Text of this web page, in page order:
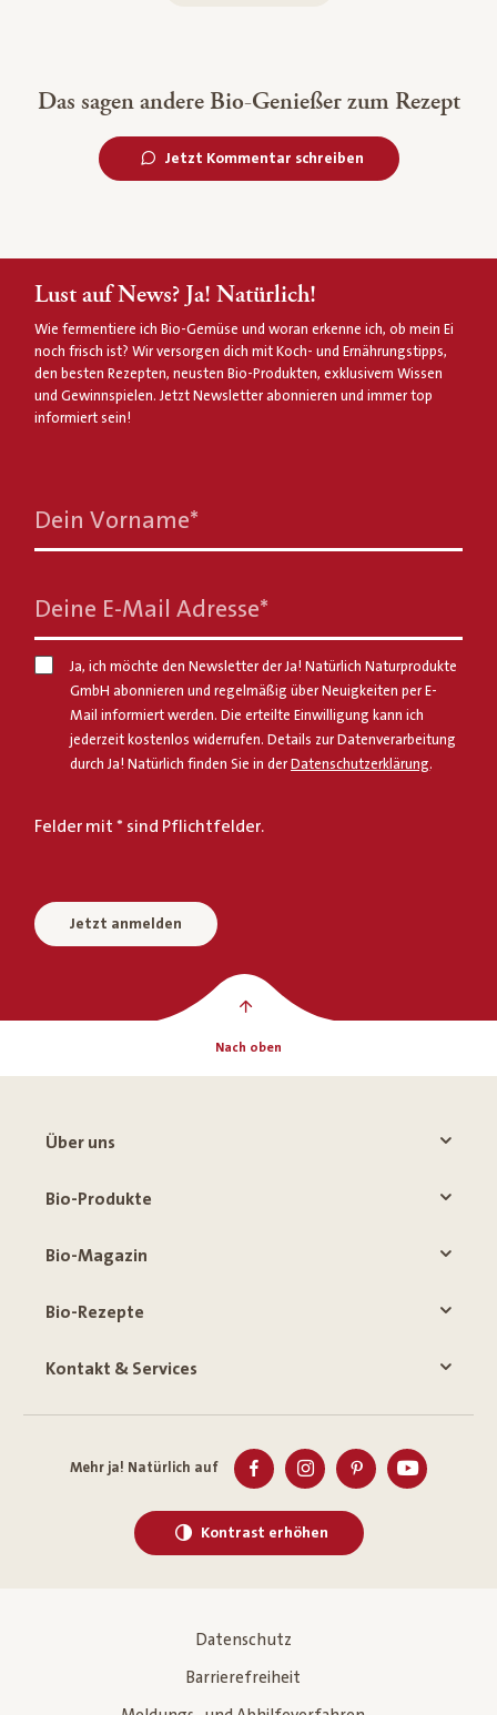
Das sagen andere Bio-Genießer zum Rezept
Jetzt Kommentar schreiben
Lust auf News? Ja! Natürlich!
Wie fermentiere ich Bio-Gemüse und woran erkenne ich, ob mein Ei
noch frisch ist? Wir versorgen dich mit Koch- und Ernährungstipps,
den besten Rezepten, neusten Bio-Produkten, exklusivem Wissen
und Gewinnspielen. Jetzt Newsletter abonnieren und immer top
informiert sein!
Dein Vorname*
Deine E-Mail Adresse*
Ja, ich möchte den Newsletter der Ja! Natürlich Naturprodukte
GmbH abonnieren und regelmäßig über Neuigkeiten per E-
Mail informiert werden. Die erteilte Einwilligung kann ich
jederzeit kostenlos widerrufen. Details zur Datenverarbeitung
durch Ja! Natürlich finden Sie in derDatenschutzerklärung.
Felder mit * sind Pflichtfelder.
Jetzt anmelden
Nach oben
Über uns
Bio-Produkte
Bio-Magazin
Bio-Rezepte
Kontakt & Services
Mehr ja! Natürlich auf
Kontrast erhöhen
Datenschutz
Barrierefreiheit